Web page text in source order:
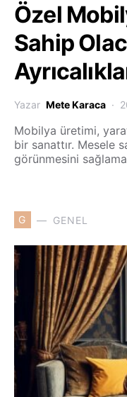
Özel
Sahip
Yazar Mete Karaca
Mobilya üretimi,
bir sanattır. Mesele
görünmesini
G GENEL